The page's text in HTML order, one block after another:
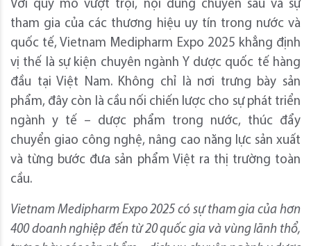
Với quy mô vượt trội, nội dung chuyên sâu và sự
tham gia của các thương hiệu uy tín trong nước và
quốc tế, Vietnam Medipharm Expo 2025 khẳng định
vị thế là sự kiện chuyên ngành Y dược quốc tế hàng
đầu tại Việt Nam. Không chỉ là nơi trưng bày sản
phẩm, đây còn là cầu nối chiến lược cho sự phát triển
ngành y tế – dược phẩm trong nước, thúc đẩy
chuyển giao công nghệ, nâng cao năng lực sản xuất
và từng bước đưa sản phẩm Việt ra thị trường toàn
cầu.
Vietnam Medipharm Expo 2025 có sự tham gia của hơn
400 doanh nghiệp đến từ 20 quốc gia và vùng lãnh thổ,